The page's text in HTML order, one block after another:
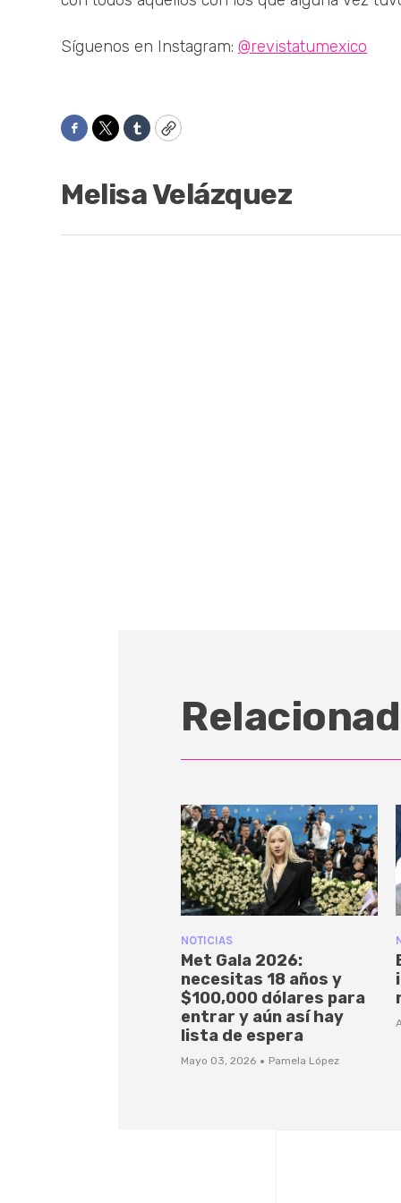
Síguenos en Instagram: @revistatumexico
Facebook
TwitterTumblrCopy
Melisa Velázquez
NOTICIAS
Met Gala 2026:
necesitas 18 años y
$100,000 dólares para
entrar y aún así hay
lista de espera
Mayo 03, 2026 · Pamela López